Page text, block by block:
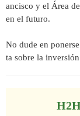
ancisco y el Área
en el futuro.
No dude en
ta sobre la